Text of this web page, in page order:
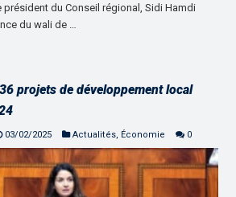
président du Conseil régional, Sidi Hamdi
du wali de …
projets de développement local
03/02/2025 Actualités Économie 0